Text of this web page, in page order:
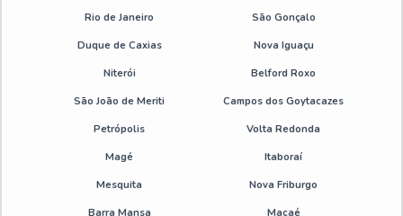
Empresa de tratamento de resíduos industriais
Empresa que faz tratamento de água
Empresa tratamento de resíduos
Tratamento de água de refrigeração e caldeiras
Rio de Janeiro São Gonçalo
Duque de Caxias Nova Iguaçu
Niterói Belford Roxo
São João de Meriti Campos dos Goytacazes
Petrópolis Volta Redonda
Magé Itaboraí
Mesquita Nova Friburgo
Barra Mansa Macaé